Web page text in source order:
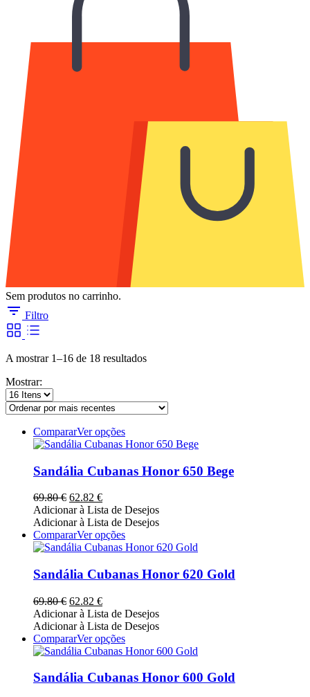
Sem produtos no carrinho.
Filtro
A mostrar 1–16 de 18 resultadosOrdenado
Mostrar:
CompararVer opçõesThis
product
multiple
variants.
options
may
be
chosen
on
product
Sandália Cubanas Honor 650 Bege
69.80€ O
preço
original
era:
69.80 €.
62.82 €O
preço
atual
é:
62.82 €.
Adicionar à Lista de Desejos
Adicionar à Lista de Desejos
CompararVer opçõesThis
product
multiple
variants.
options
may
be
chosen
on
product
Sandália Cubanas Honor 620 Gold
69.80€ O
preço
original
era:
69.80 €.
62.82 €O
preço
atual
é:
62.82 €.
Adicionar à Lista de Desejos
Adicionar à Lista de Desejos
CompararVer opçõesThis
product
multiple
Sandália Cubanas Honor 600 Gold